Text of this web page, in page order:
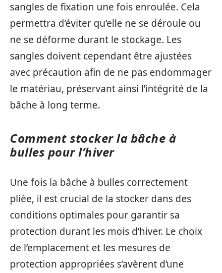
sangles de fixation une fois enroulée. Cela
permettra d’éviter qu’elle ne se déroule ou
ne se déforme durant le stockage. Les
sangles doivent cependant être ajustées
avec précaution afin de ne pas endommager
le matériau, préservant ainsi l’intégrité de la
bâche à long terme.
Comment stocker la bâche à
bulles pour l’hiver
Une fois la bâche à bulles correctement
pliée, il est crucial de la stocker dans des
conditions optimales pour garantir sa
protection durant les mois d’hiver. Le choix
de l’emplacement et les mesures de
protection appropriées s’avèrent d’une